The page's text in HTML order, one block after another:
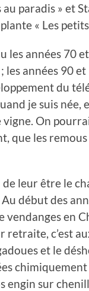
paradis » et
« Les petits
les années 70
années 90
du
je suis née,
vigne. On
que les
de leur être le
début des
vendanges en
retraite, c’est
et le
chimiquement
engin sur